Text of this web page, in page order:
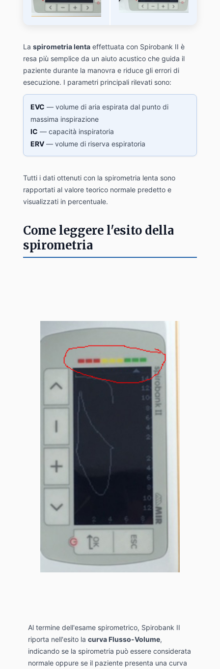
La spirometria lenta effettuata con Spirobank II è
resa più semplice da un aiuto acustico che guida il
paziente durante la manovra e riduce gli errori di
esecuzione. I parametri principali rilevati sono:
EVC — volume di aria espirata dal punto di
massima inspirazione
IC — capacità inspiratoria
ERV — volume di riserva espiratoria
Tutti i dati ottenuti con la spirometria lenta sono
rapportati al valore teorico normale predetto e
visualizzati in percentuale.
Come leggere l'esito della
spirometria
Al termine dell'esame spirometrico, Spirobank II
riporta nell'esito la curva Flusso-Volume,
indicando se la spirometria può essere considerata
normale oppure se il paziente presenta una curva